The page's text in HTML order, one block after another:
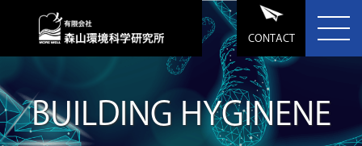
CONTACT
BUILDING HYGINENE